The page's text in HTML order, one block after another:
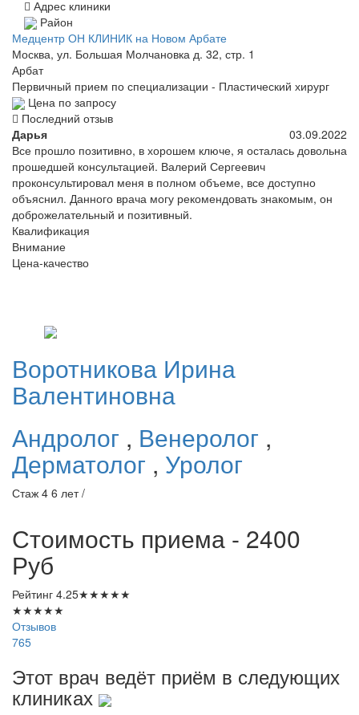
Адрес клиники
Район
Медцентр ОН КЛИНИК на Новом Арбате
Москва, ул. Большая Молчановка д. 32, стр. 1
Арбат
Первичный прием по специализации - Пластический хирург
Цена по запросу
Последний отзыв
Дарья
03.09.2022
Все прошло позитивно, в хорошем ключе, я осталась довольна
прошедшей консультацией. Валерий Сергеевич
проконсультировал меня в полном объеме, все доступно
объяснил. Данного врача могу рекомендовать знакомым, он
доброжелательный и позитивный.
Квалификация
Внимание
Цена-качество
Воротникова Ирина
Валентиновна
Андролог , Венеролог ,
Дерматолог , Уролог
Стаж 4 6 лет /
Стоимость приема - 2400
Руб
Рейтинг 4.25★★★★★
★★★★★
Отзывов
765
Этот врач ведёт приём в следующих
клиниках